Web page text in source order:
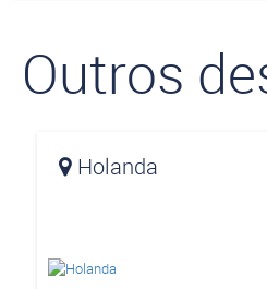
Outros
Holanda